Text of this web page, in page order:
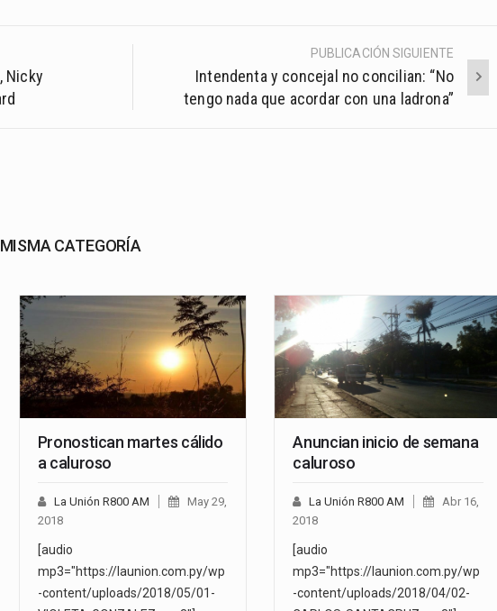
Nicky
PUBLICACIÓN SIGUIENTE
Intendenta y concejal no concilian: “No
tengo nada que acordar con una ladrona”
CATEGORÍA
Pronostican martes cálido
a caluroso
La Unión R800 AM
May 29,
2018
[audio
mp3="https://launion.com.py/wp
-content/uploads/2018/05/01-
Anuncian inicio de semana
caluroso
La Unión R800 AM
Abr 16,
2018
[audio
mp3="https://launion.com.py/wp
-content/uploads/2018/04/02-